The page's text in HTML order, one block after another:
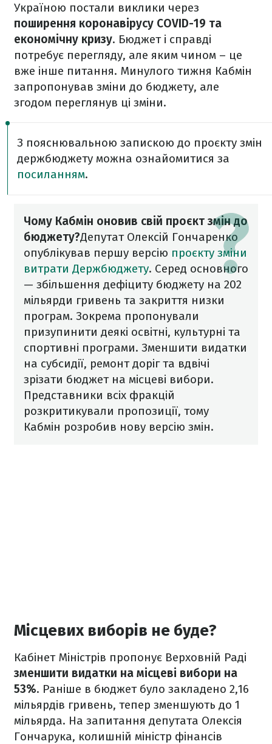
Україною постали виклики через
поширення коронавірусу COVID-19 та
економічну кризу. Бюджет і справді
потребує перегляду, але яким чином – це
вже інше питання. Минулого тижня Кабмін
запропонував зміни до бюджету, але
згодом переглянув ці зміни.
З пояснювальною запискою до проєкту змін
держбюджету можна ознайомитися за
посиланням.
Чому Кабмін оновив свій проєкт змін до
бюджету?Депутат Олексій Гончаренко
опублікував першу версію проєкту зміни
витрати Держбюджету. Серед основного
— збільшення дефіциту бюджету на 202
мільярди гривень та закриття низки
програм. Зокрема пропонували
призупинити деякі освітні, культурні та
спортивні програми. Зменшити видатки
на субсидії, ремонт доріг та вдвічі
зрізати бюджет на місцеві вибори.
Представники всіх фракцій
розкритикували пропозиції, тому
Кабмін розробив нову версію змін.
Місцевих виборів не буде?
Кабінет Міністрів пропонує Верховній Раді
зменшити видатки на місцеві вибори на
53%. Раніше в бюджет було закладено 2,16
мільярдів гривень, тепер зменшують до 1
мільярда. На запитання депутата Олексія
Гончарука, колишній міністр фінансів